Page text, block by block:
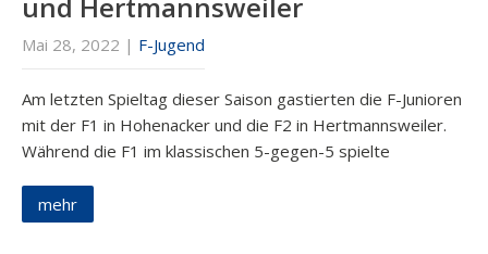
und Hertmannsweiler
Mai 28, 2022 | F-Jugend
Am letzten Spieltag dieser Saison gastierten die F-Junioren
mit der F1 in Hohenacker und die F2 in Hertmannsweiler.
Während die F1 im klassischen 5-gegen-5 spielte
mehr